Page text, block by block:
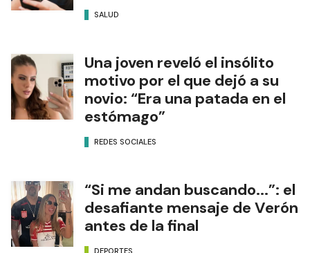
SALUD
Una joven reveló el insólito
motivo por el que dejó a su
novio: “Era una patada en el
estómago”
REDES SOCIALES
“Si me andan buscando...”: el
desafiante mensaje de Verón
antes de la final